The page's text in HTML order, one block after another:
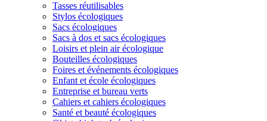
Tasses réutilisables
Stylos écologiques
Sacs écologiques
Sacs à dos et sacs écologiques
Loisirs et plein air écologique
Bouteilles écologiques
Foires et événements écologiques
Enfant et école écologiques
Entreprise et bureau verts
Cahiers et cahiers écologiques
Santé et beauté écologiques